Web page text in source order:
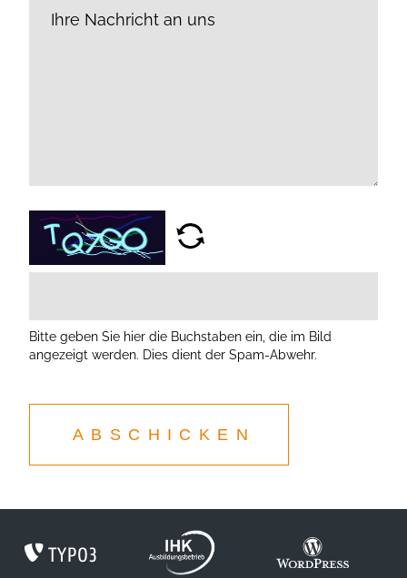
Bitte geben Sie hier die Buchstaben ein, die im Bild
angezeigt werden. Dies dient der Spam-Abwehr.
ABSCHICKEN